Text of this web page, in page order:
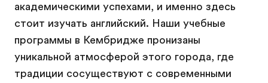
Присоединиться к нашей команде
академическими успехами, и именно здесь
стоит изучать английский. Наши учебные
программы в Кембридже пронизаны
уникальной атмосферой этого города, где
традиции сосуществуют с современными